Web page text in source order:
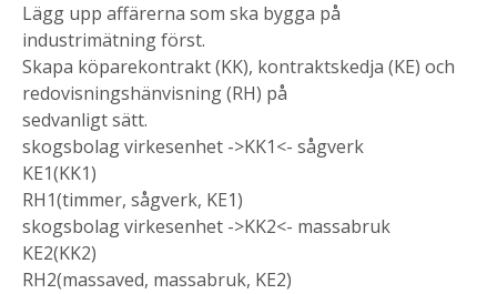
Lägg upp affärerna som ska bygga på
industrimätning först.
Skapa köparekontrakt (KK), kontraktskedja (KE) och
redovisningshänvisning (RH) på
sedvanligt sätt.
skogsbolag virkesenhet ->KK1<- sågverk
KE1(KK1)
RH1(timmer, sågverk, KE1)
skogsbolag virkesenhet ->KK2<- massabruk
KE2(KK2)
RH2(massaved, massabruk, KE2)